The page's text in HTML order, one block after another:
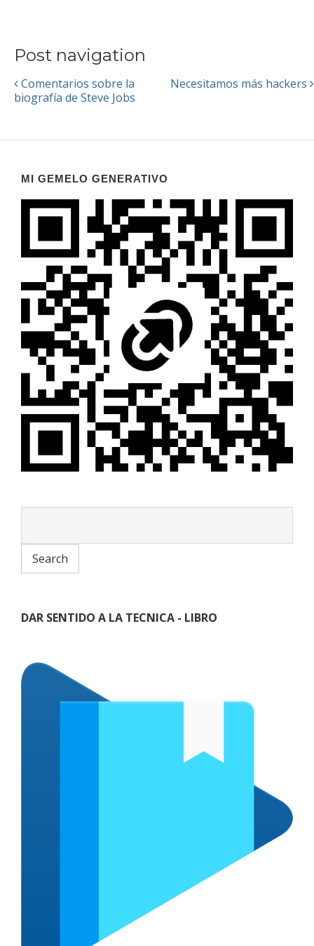
Post navigation
Comentarios sobre la
biografía de Steve Jobs
Necesitamos más hackers
MI GEMELO GENERATIVO
DAR SENTIDO A LA TECNICA - LIBRO